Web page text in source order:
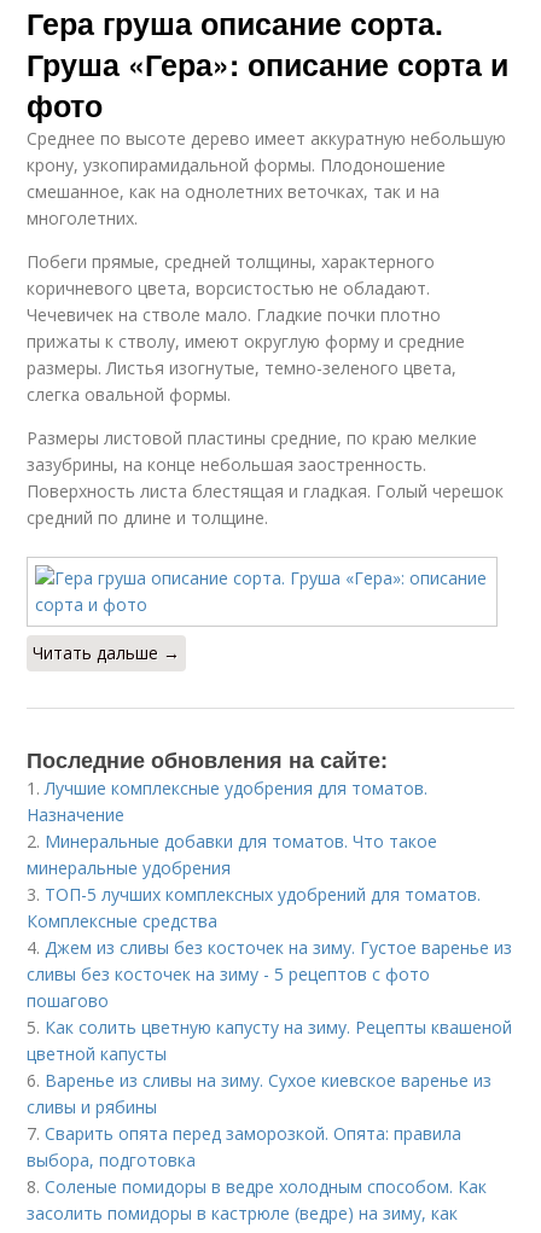
Гера груша описание сорта.
Груша «Гера»: описание сорта и
фото
Среднее по высоте дерево имеет аккуратную небольшую
крону, узкопирамидальной формы. Плодоношение
смешанное, как на однолетних веточках, так и на
многолетних.
Побеги прямые, средней толщины, характерного
коричневого цвета, ворсистостью не обладают.
Чечевичек на стволе мало. Гладкие почки плотно
прижаты к стволу, имеют округлую форму и средние
размеры. Листья изогнутые, темно-зеленого цвета,
слегка овальной формы.
Размеры листовой пластины средние, по краю мелкие
зазубрины, на конце небольшая заостренность.
Поверхность листа блестящая и гладкая. Голый черешок
средний по длине и толщине.
Читать дальше →
Последние обновления на сайте:
1.Лучшие комплексные удобрения для томатов.
Назначение
2. Минеральные добавки для томатов. Что такое
минеральные удобрения
3. ТОП-5 лучших комплексных удобрений для томатов.
Комплексные средства
4.Джем из сливы без косточек на зиму. Густое варенье из
сливы без косточек на зиму - 5 рецептов с фото
пошагово
5. Как солить цветную капусту на зиму. Рецепты квашеной
цветной капусты
6. Варенье из сливы на зиму. Сухое киевское варенье из
сливы и рябины
7.Сварить опята перед заморозкой. Опята: правила
выбора, подготовка
8.Соленые помидоры в ведре холодным способом. Как
засолить помидоры в кастрюле (ведре) на зиму, как